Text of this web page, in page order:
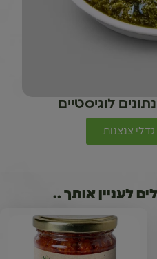
לוגיסטיים
גדלי צנצנות
לעניין אותך ..